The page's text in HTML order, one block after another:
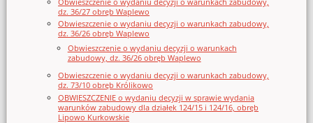
dz. 36/27 obręb Waplewo
Obwieszczenie o wydaniu decyzji o warunkach zabudowy,
dz. 36/26 obręb Waplewo
Obwieszczenie o wydaniu decyzji o warunkach
zabudowy, dz. 36/26 obręb Waplewo
Obwieszczenie o wydaniu decyzji o warunkach zabudowy,
dz. 73/10 obręb Królikowo
OBWIESZCZENIE o wydaniu decyzji w sprawie wydania
warunków zabudowy dla działek 124/15 i 124/16, obręb
Lipowo Kurkowskie